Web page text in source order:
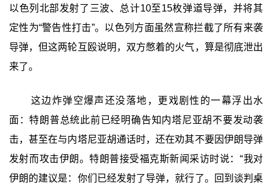
以色列北部发射了三波、总计10至15枚弹道导弹，并将其
定性为“警告性打击”。以色列方面虽然宣称拦截了所有来袭
导弹，但这两轮互殴说明，双方憋着的火气，算是彻底泄出
来了。
这边炸弹空爆声还没落地，更戏剧性的一幕浮出水
面：特朗普总统此前已经明确告知内塔尼亚胡不要发动袭
击，甚至在与内塔尼亚胡通话时，还在劝其不要因伊朗导弹
发射而攻击伊朗。特朗普接受福克斯新闻采访时说：“我对
伊朗的建议是：你们已经发射了导弹，就行了。回到谈判桌